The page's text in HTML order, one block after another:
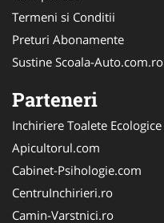
Termeni si Conditii
Preturi Abonamente
Sustine Scoala-Auto.com.ro
Parteneri
Inchiriere Toalete Ecologice
Apicultorul.com
Cabinet-Psihologie.com
CentruInchirieri.ro
Camin-Varstnici.ro